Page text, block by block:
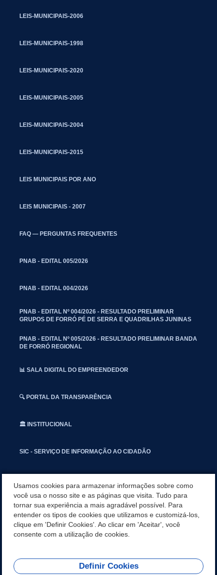
LEIS-MUNICIPAIS-2006
LEIS-MUNICIPAIS-1998
LEIS-MUNICIPAIS-2020
LEIS-MUNICIPAIS-2005
LEIS-MUNICIPAIS-2004
LEIS-MUNICIPAIS-2015
LEIS MUNICIPAIS POR ANO
LEIS MUNICIPAIS - 2007
FAQ — PERGUNTAS FREQUENTES
PNAB - EDITAL 005/2026
PNAB - EDITAL 004/2026
PNAB - EDITAL Nº 004/2026 - RESULTADO PRELIMINAR
GRUPOS DE FORRÓ PÉ DE SERRA E QUADRILHAS JUNINAS
PNAB - EDITAL Nº 005/2026 - RESULTADO PRELIMINAR BANDA
DE FORRÓ REGIONAL
📊 SALA DIGITAL DO EMPREENDEDOR
🔍 PORTAL DA TRANSPARÊNCIA
🏛️ INSTITUCIONAL
SIC - SERVIÇO DE INFORMAÇÃO AO CIDADÃO
INSTAGRAN
📱🩺 SAUDE CONECTADA
Usamos cookies para armazenar informações sobre como
você usa o nosso site e as páginas que visita. Tudo para
tornar sua experiência a mais agradável possível. Para
entender os tipos de cookies que utilizamos e customizá-los,
clique em 'Definir Cookies'. Ao clicar em 'Aceitar', você
consente com a utilização de cookies.
Definir Cookies